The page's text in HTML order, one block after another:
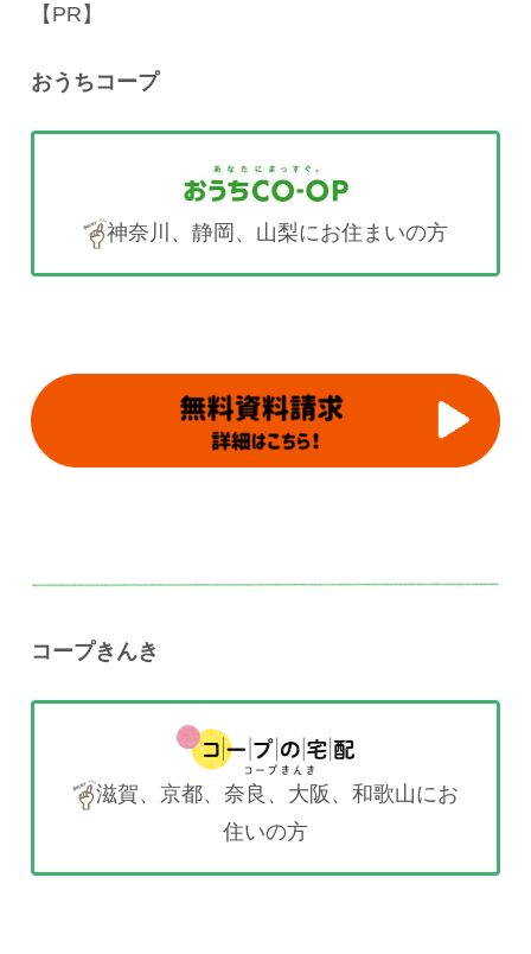
【PR】
おうちコープ
神奈川、静岡、山梨にお住まいの方
コープきんき
滋賀、京都、奈良、大阪、和歌山にお
住いの方